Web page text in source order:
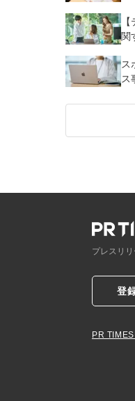
関
ス
ス
プレスリ
登
PR